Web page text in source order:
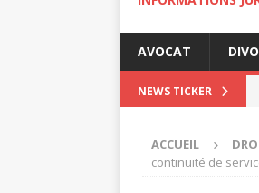
AVOCAT
NEWS TICKER
ACCUEIL
continuité de